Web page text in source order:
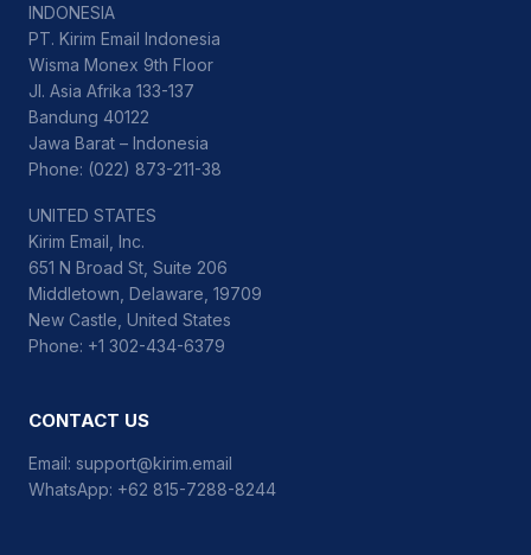
INDONESIA
PT. Kirim Email Indonesia
Wisma Monex 9th Floor
Jl. Asia Afrika 133-137
Bandung 40122
Jawa Barat – Indonesia
Phone: (022) 873-211-38
UNITED STATES
Kirim Email, Inc.
651 N Broad St, Suite 206
Middletown, Delaware, 19709
New Castle, United States
Phone: +1 302-434-6379
CONTACT US
Email: support@kirim.email
WhatsApp: +62 815-7288-8244